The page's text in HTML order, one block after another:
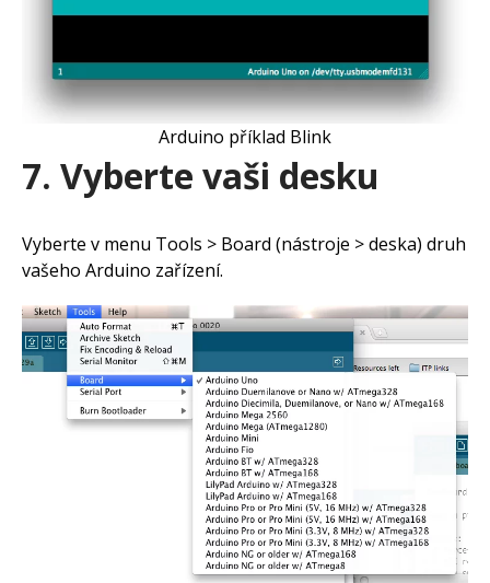
Arduino příklad Blink
7. Vyberte vaši desku
Vyberte v menu Tools > Board (nástroje > deska) druh
vašeho Arduino zařízení.